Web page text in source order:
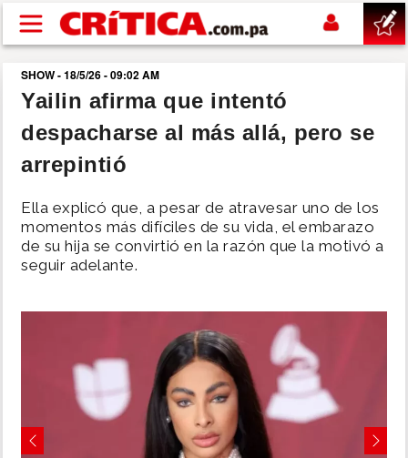
Pasar al contenido principal
buscar
SUCESOS
POLÍTICA
INSÓLITAS
SHOW - 18/5/26 - 09:02 AM
Yailin afirma que intentó
despacharse al más allá, pero se
arrepintió
Ella explicó que, a pesar de atravesar uno de los
momentos más difíciles de su vida, el embarazo
de su hija se convirtió en la razón que la motivó a
seguir adelante.
Previous Next